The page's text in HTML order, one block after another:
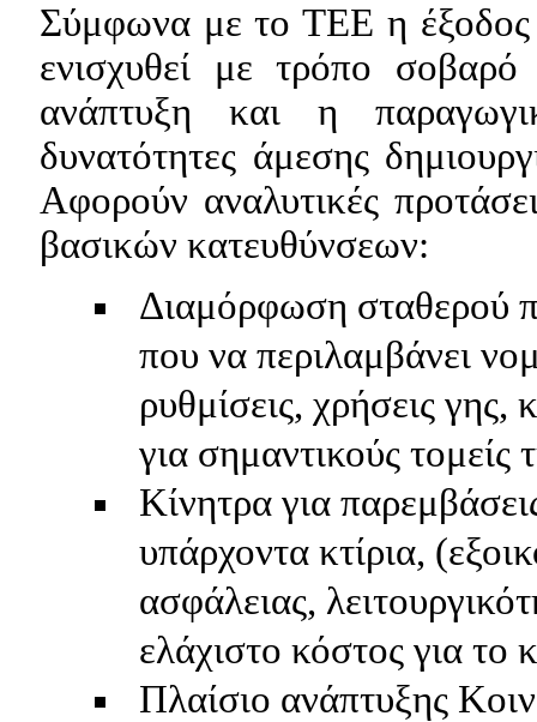
Σύμφωνα με το ΤΕΕ η έξοδος
ενισχυθεί με τρόπο
ανάπτυξη και η
δυνατότητες άμεσης
Αφορούν αναλυτικές
βασικών κατευθύνσεων:
Διαμόρφωση σταθερού
που να περιλαμβάνει
ρυθμίσεις, χρήσεις γης,
για σημαντικούς τομείς
Κίνητρα για
υπάρχοντα κτίρια,
ασφάλειας,
ελάχιστο κόστος για το
Πλαίσιο ανάπτυξης